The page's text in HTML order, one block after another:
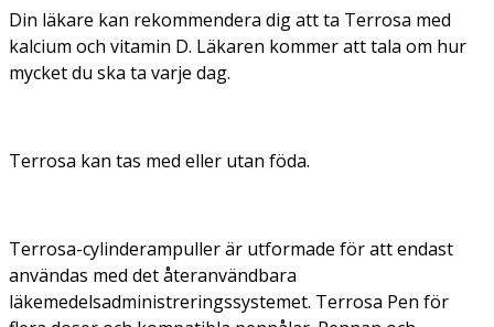
Din läkare kan rekommendera dig att ta Terrosa med
kalcium och vitamin D. Läkaren kommer att tala om hur
mycket du ska ta varje dag.
Terrosa kan tas med eller utan föda.
Terrosa-cylinderampuller är utformade för att endast
användas med det återanvändbara
läkemedelsadministreringssystemet. Terrosa Pen för